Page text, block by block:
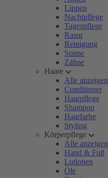
Lippen
Nachtpflege
Tagespflege
Rasur
Reinigung
Sonne
Zähne
Haare
Alle anzeigen
Conditioner
Haarpflege
Shampoo
Haarfarbe
Styling
Körperpflege
Alle anzeigen
Hand & Fuß
Lotionen
Öle